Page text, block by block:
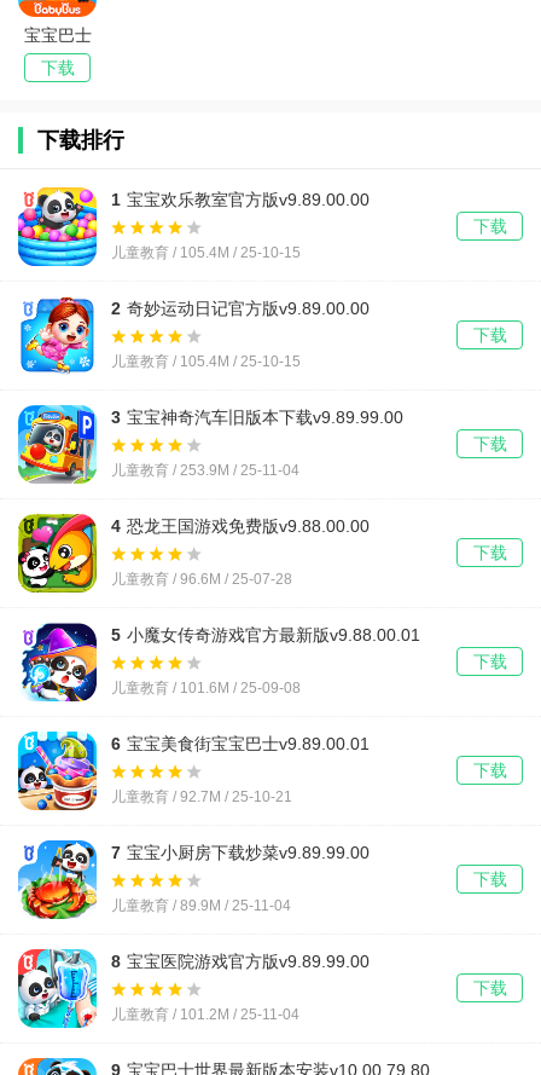
宝宝巴士
官方版
下载
下载排行
1 宝宝欢乐教室官方版v9.89.00.00
儿童教育 / 105.4M / 25-10-15
下载
2 奇妙运动日记官方版v9.89.00.00
儿童教育 / 105.4M / 25-10-15
下载
3 宝宝神奇汽车旧版本下载v9.89.99.00
儿童教育 / 253.9M / 25-11-04
下载
4 恐龙王国游戏免费版v9.88.00.00
儿童教育 / 96.6M / 25-07-28
下载
5 小魔女传奇游戏官方最新版v9.88.00.01
儿童教育 / 101.6M / 25-09-08
下载
6 宝宝美食街宝宝巴士v9.89.00.01
儿童教育 / 92.7M / 25-10-21
下载
7 宝宝小厨房下载炒菜v9.89.99.00
儿童教育 / 89.9M / 25-11-04
下载
8 宝宝医院游戏官方版v9.89.99.00
儿童教育 / 101.2M / 25-11-04
下载
9 宝宝巴士世界最新版本安装v10.00.79.80